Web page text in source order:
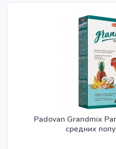
Padovan Grandmix
средних